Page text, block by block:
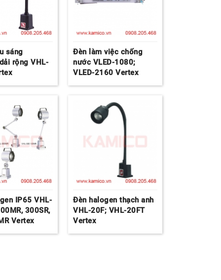
sáng
rộng VHL-
Đèn làm việc chống
nước VLED-1080;
VLED-2160 Vertex
IP65 VHL-
300SR,
Vertex
Đèn halogen thạch anh
VHL-20F; VHL-20FT
Vertex